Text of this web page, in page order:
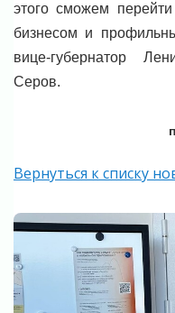
этого сможем
бизнесом и
вице-губернатор
Серов.
Вернуться к списку